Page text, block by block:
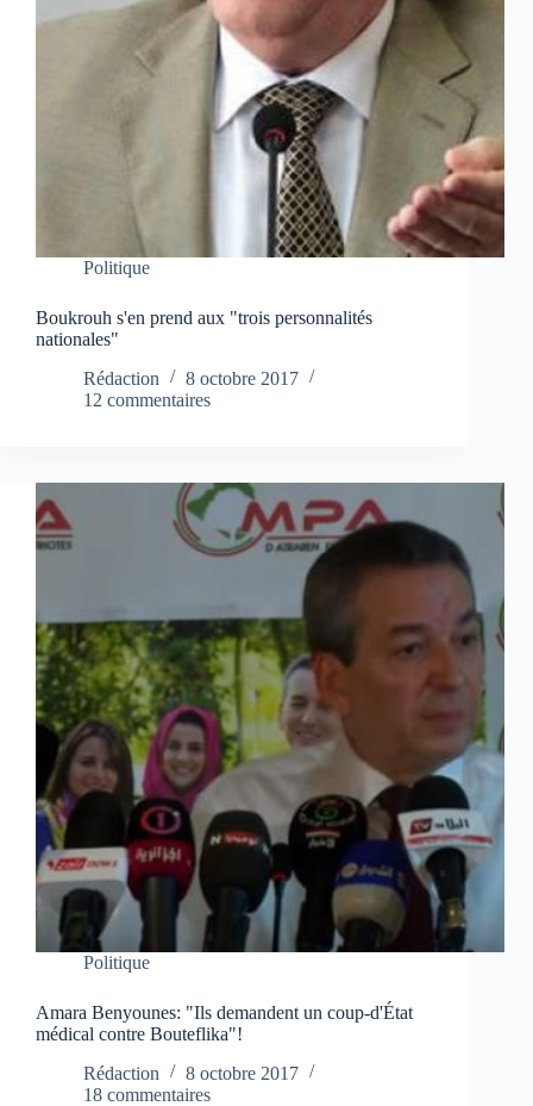
Politique
Boukrouh s'en prend aux "trois personnalités
nationales"
Rédaction
8 octobre 2017
12 commentaires
Politique
Amara Benyounes: "Ils demandent un coup-d'État
médical contre Bouteflika"!
Rédaction
8 octobre 2017
18 commentaires